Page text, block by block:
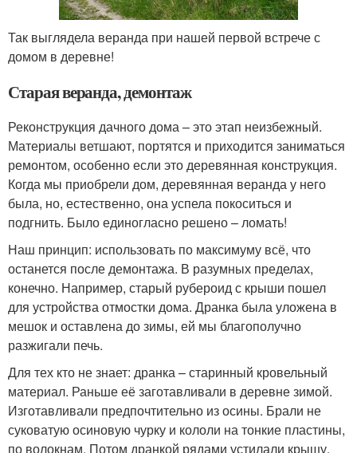
Так выглядела веранда при нашей первой встрече с
домом в деревне!
Старая веранда, демонтаж
Реконструкция дачного дома – это этап неизбежный.
Материалы ветшают, портятся и приходится заниматься
ремонтом, особенно если это деревянная конструкция.
Когда мы приобрели дом, деревянная веранда у него
была, но, естественно, она успела покоситься и
подгнить. Было единогласно решено – ломать!
Наш принцип: использовать по максимуму всё, что
останется после демонтажа. В разумных пределах,
конечно. Например, старый рубероид с крыши пошел
для устройства отмостки дома. Дранка была уложена в
мешок и оставлена до зимы, ей мы благополучно
разжигали печь.
Для тех кто не знает: дранка – старинный кровельный
материал. Раньше её заготавливали в деревне зимой.
Изготавливали предпочтительно из осины. Брали не
суковатую осиновую чурку и кололи на тонкие пластины,
по волокнам. Потом дранкой рядами устилали крышу,